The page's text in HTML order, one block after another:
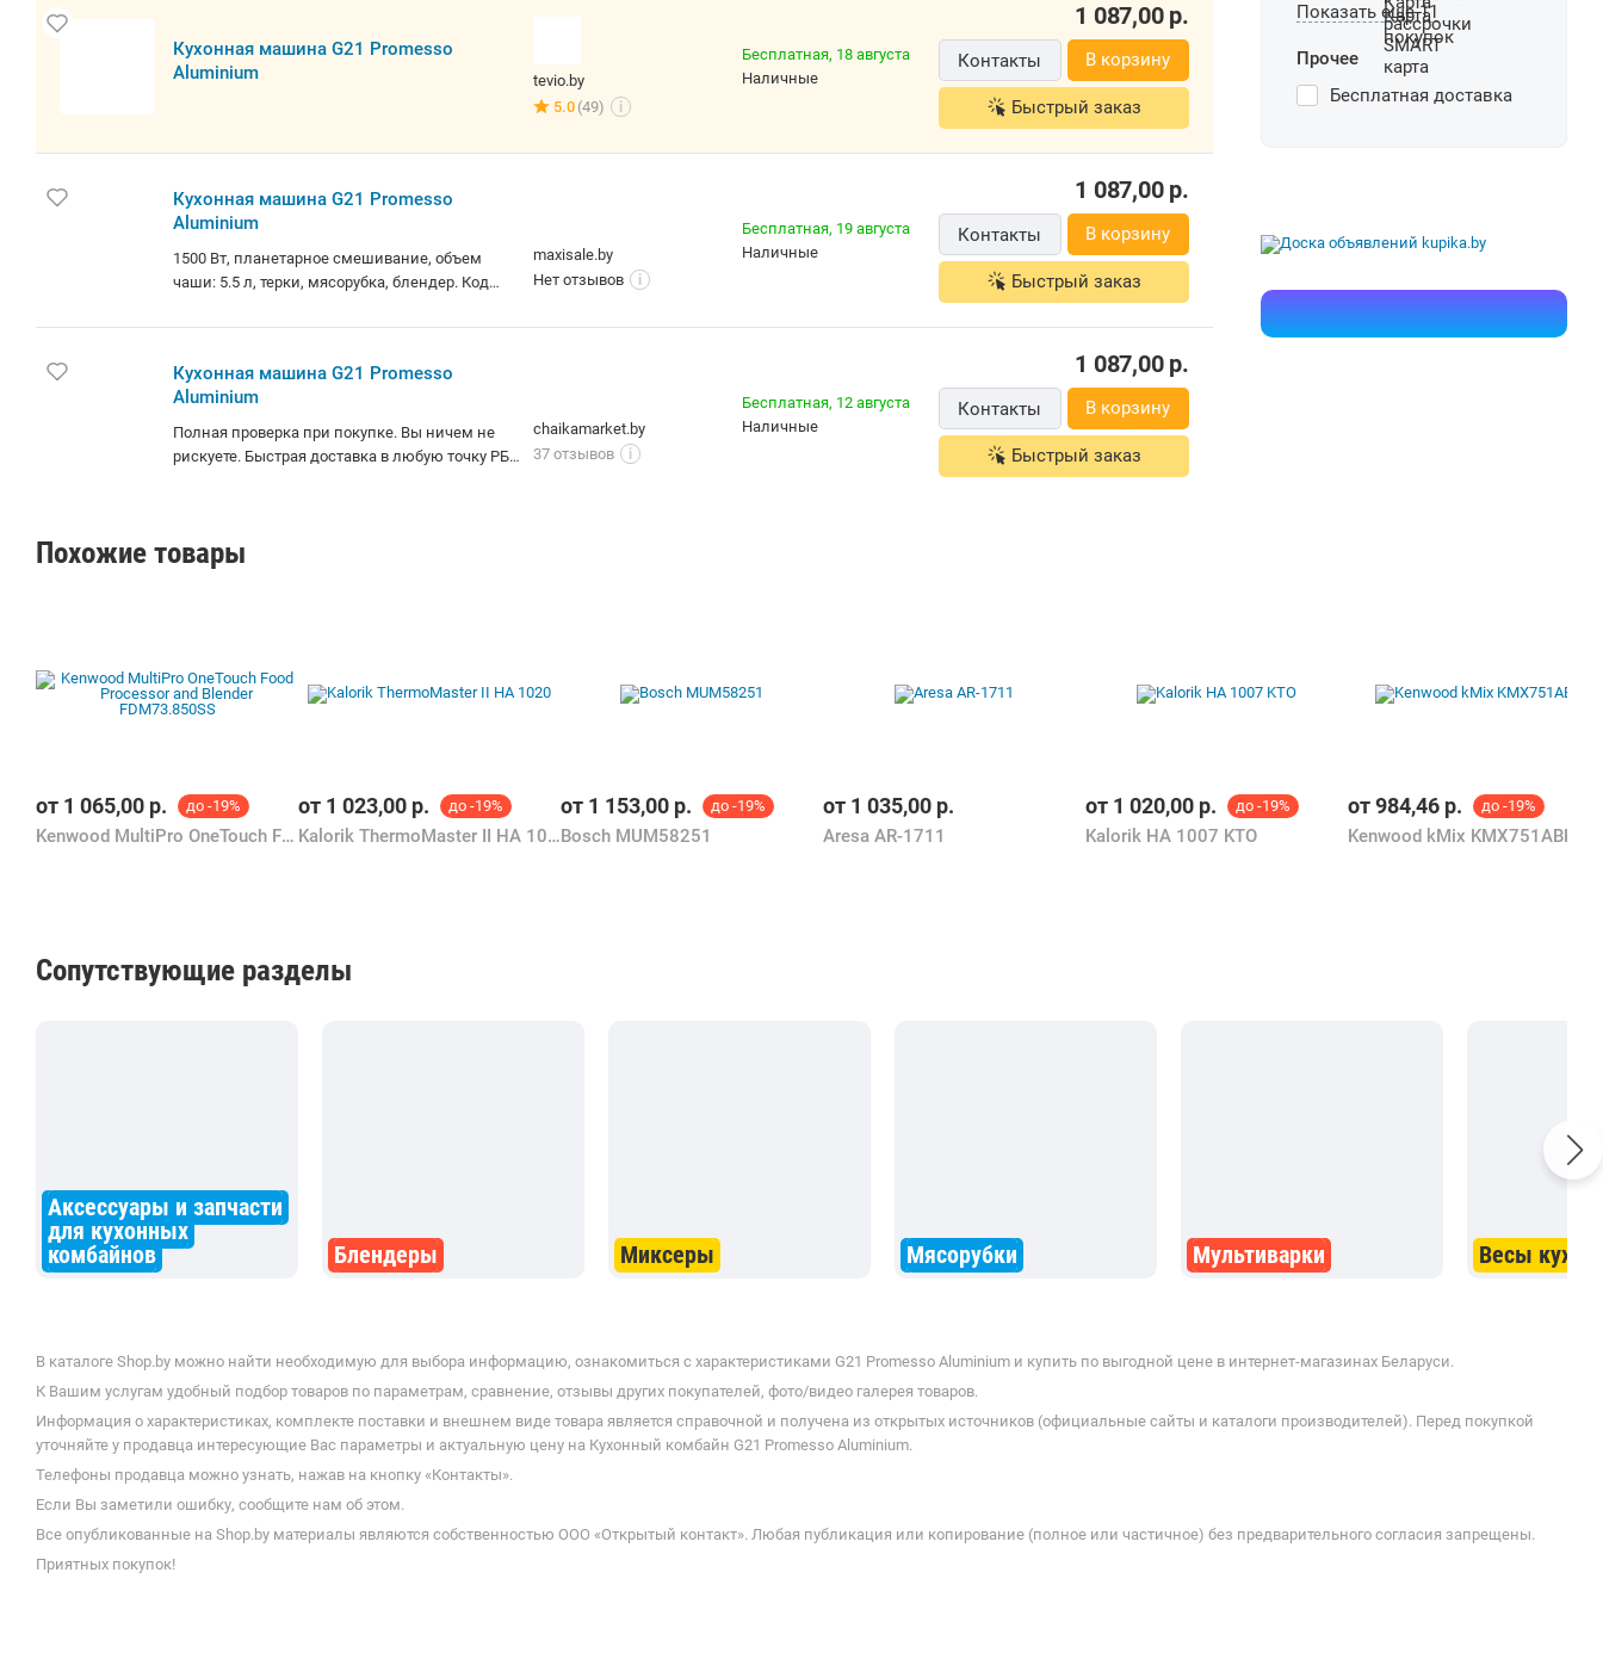
Кухонная машина G21 Promesso
Aluminium
tevio.by
5.0 (49) i
Бесплатная, 18 августа
наличные
1 087,00р.
Контакты В корзину
Быстрый заказ
Кухонная машина G21 Promesso
Aluminium
1500 Вт, планетарное смешивание, объем
чаши: 5.5 л, терки, мясорубка, блендер. Код
доставка. Грамотная консультация и помощь в
шт.
maxisale.by
Нет отзывов
i
Бесплатная, 19 августа
наличные
1 087,00р.
Контакты В корзину
Быстрый заказ
Кухонная машина G21 Promesso
Aluminium
Полная проверка при покупке. Вы ничем не
рискуете. Быстрая доставка в любую точку РБ.
chaikamarket.by
37 отзывов
i
Бесплатная, 12 августа
наличные
1 087,00р.
Контакты В корзину
Быстрый заказ
Показать еще 11
Прочее
Бесплатная доставка
Похожие товары
от 1 065,00 р. до -19%
Kenwood MultiPro OneTouch Food Processor and Blender FDM73.850SS
от 1 023,00 р. до -19%
Kalorik ThermoMaster II HA 1020
от 1 153,00 р. до -19%
Bosch MUM58251
от 1 035,00 р.
Aresa AR-1711
от 1 020,00 р. до -19%
Kalorik HA 1007 KTO
от984,46 р. до -19%
Kenwood kMix KMX751ABK
Сопутствующие разделы
Аксессуары и запчасти
для кухонных
комбайнов
Блендеры Миксеры Мясорубки Мультиварки Весы
В каталоге Shop.by можно найти необходимую для выбора информацию, ознакомиться с характеристиками G21 Promesso Aluminium и купить по выгодной цене в интернет-магазинах Беларуси.
К Вашим услугам удобный подбор товаров по параметрам, сравнение, отзывы других покупателей, фото/видео галерея товаров.
Информация о характеристиках, комплекте поставки и внешнем виде товара является справочной и получена из открытых источников (официальные сайты и каталоги производителей). Перед покупкой
уточняйте у продавца интересующие Вас параметры и актуальную цену на Кухонный комбайн G21 Promesso Aluminium.
Телефоны продавца можно узнать, нажав на кнопку «Контакты».
Если Вы заметили ошибку, сообщите нам об этом.
Все опубликованные на Shop.by материалы являются собственностью ООО «Открытый контакт». Любая публикация или копирование (полное или частичное) без предварительного согласия запрещены.
Приятных покупок!